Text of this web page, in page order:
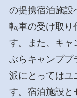
の提携宿泊施設
転車の受け取り
す。また、キャ
ぶらキャンププ
派にとってはユ
す。宿泊施設と